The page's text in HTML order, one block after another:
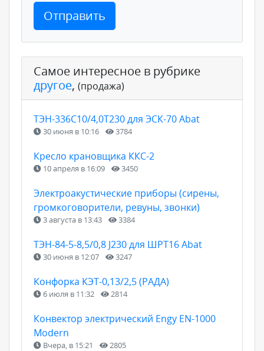
Отправить
Самое интересное в рубрике
другое, (продажа)
ТЭН-336С10/4,0Т230 для ЭСК-70 Abat
30 июня в 10:16 3784
Кресло крановщика ККС-2
10 апреля в 16:09 3450
Электроакустические приборы (сирены,
громкоговорители, ревуны, звонки)
3 августа в 13:43 3384
ТЭН-84-5-8,5/0,8 J230 для ШРТ16 Abat
30 июня в 12:07 3247
Конфорка КЭТ-0,13/2,5 (РАДА)
6 июля в 11:32 2814
Конвектор электрический Engy EN-1000
Modern
Вчера, в 15:21 2805